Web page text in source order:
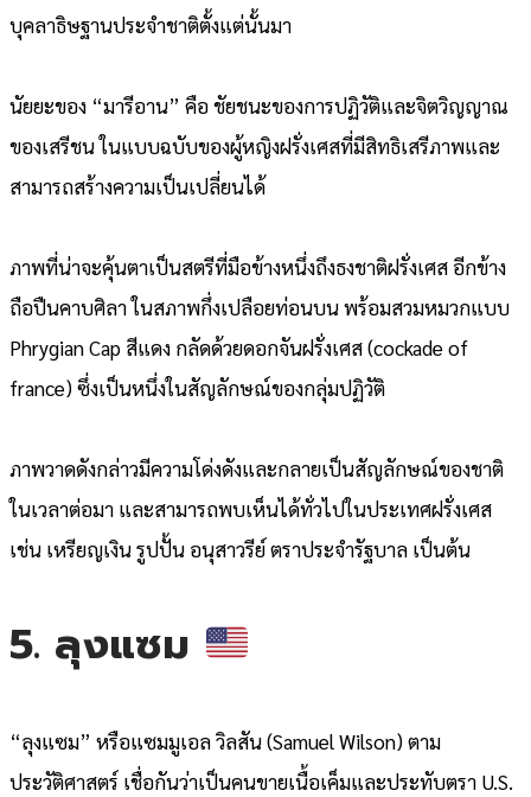
บุคลาธิษฐานประจำชาติตั้งแต่นั้นมา
นัยยะของ “มารีอาน” คือ ชัยชนะของการปฏิวัติและจิตวิญญาณ
ของเสรีชน ในแบบฉบับของผู้หญิงฝรั่งเศสที่มีสิทธิเสรีภาพและ
สามารถสร้างความเป็นเปลี่ยนได้
ภาพที่น่าจะคุ้นตาเป็นสตรีที่มือข้างหนึ่งถึงธงชาติฝรั่งเศส อีกข้าง
ถือปืนคาบศิลา ในสภาพกึ่งเปลือยท่อนบน พร้อมสวมหมวกแบบ
Phrygian Cap สีแดง กลัดด้วยดอกจันฝรั่งเศส (cockade of
france) ซึ่งเป็นหนึ่งในสัญลักษณ์ของกลุ่มปฏิวัติ
ภาพวาดดังกล่าวมีความโด่งดังและกลายเป็นสัญลักษณ์ของชาติ
ในเวลาต่อมา และสามารถพบเห็นได้ทั่วไปในประเทศฝรั่งเศส
เช่น เหรียญเงิน รูปปั้น อนุสาวรีย์ ตราประจำรัฐบาล เป็นต้น
5. ลุงแซม
“ลุงแซม” หรือแซมมูเอล วิลสัน (Samuel Wilson) ตาม
ประวัติศาสตร์ เชื่อกันว่าเป็นคนขายเนื้อเค็มและประทับตรา U.S.